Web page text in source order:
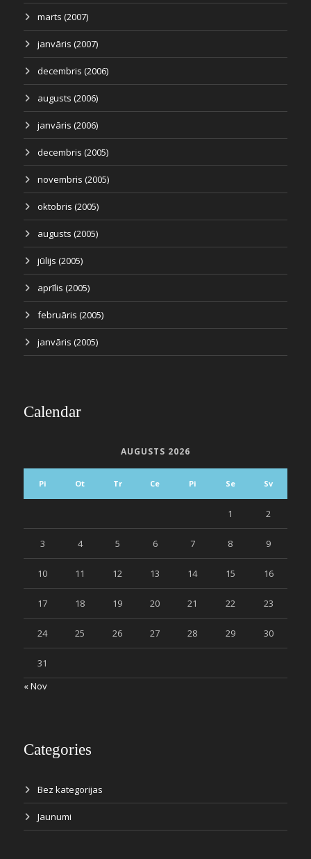
marts (2007)
janvāris (2007)
decembris (2006)
augusts (2006)
janvāris (2006)
decembris (2005)
novembris (2005)
oktobris (2005)
augusts (2005)
jūlijs (2005)
aprīlis (2005)
februāris (2005)
janvāris (2005)
Calendar
AUGUSTS 2026
Pi Ot Tr Ce Pi Se Sv
1 2
3 4 5 6 7 8 9
10 11 12 13 14 15 16
17 18 19 20 21 22 23
24 25 26 27 28 29 30
31
« Nov
Categories
Bez kategorijas
Jaunumi